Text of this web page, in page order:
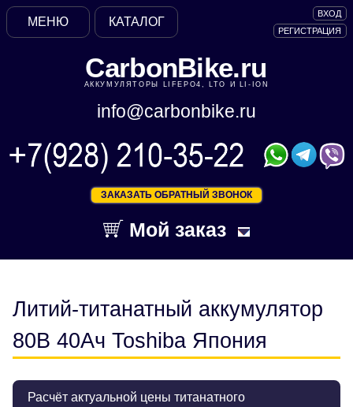
CarbonBike.ru
АККУМУЛЯТОРЫ LIFEPO4, LTO И LI-ION
info@carbonbike.ru
ЗАКАЗАТЬ ОБРАТНЫЙ ЗВОНОК
Мой заказ
ВХОД
РЕГИСТРАЦИЯ
КАТАЛОГ
МЕНЮ
Литий-титанатный аккумулятор
80В 40Ач Toshiba Япония
Расчёт актуальной цены титанатного